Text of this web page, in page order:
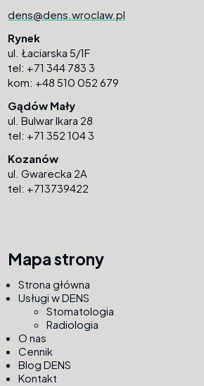
dens@dens.wroclaw.pl
Rynek
ul. Łaciarska 5/1F
tel: +71 344 783 3
kom: +48 510 052 679
Gądów Mały
ul. Bulwar Ikara 28
tel: +71 352 104 3
Kozanów
ul. Gwarecka 2A
tel: +713739422
Mapa strony
Strona główna
Usługi w DENS
Stomatologia
Radiologia
O nas
Cennik
Blog DENS
Kontakt